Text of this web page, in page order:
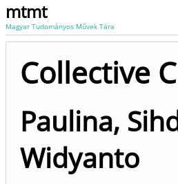
mtmt
Magyar Tudományos Művek Tára
Collective
Paulina,
Widyanto